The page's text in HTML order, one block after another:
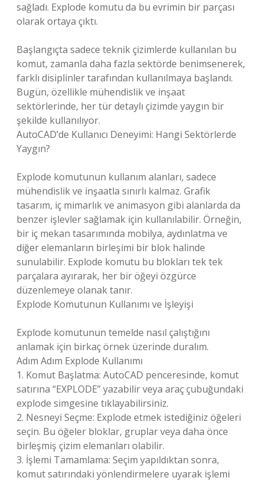
sağladı. Explode komutu da bu evrimin bir parçası
olarak ortaya çıktı.
Başlangıçta sadece teknik çizimlerde kullanılan bu
komut, zamanla daha fazla sektörde benimsenerek,
farklı disiplinler tarafından kullanılmaya başlandı.
Bugün, özellikle mühendislik ve inşaat
sektörlerinde, her tür detaylı çizimde yaygın bir
şekilde kullanılıyor.
AutoCAD’de Kullanıcı Deneyimi: Hangi Sektörlerde
Yaygın?
Explode komutunun kullanım alanları, sadece
mühendislik ve inşaatla sınırlı kalmaz. Grafik
tasarım, iç mimarlık ve animasyon gibi alanlarda da
benzer işlevler sağlamak için kullanılabilir. Örneğin,
bir iç mekan tasarımında mobilya, aydınlatma ve
diğer elemanların birleşimi bir blok halinde
sunulabilir. Explode komutu bu blokları tek tek
parçalara ayırarak, her bir öğeyi özgürce
düzenlemeye olanak tanır.
Explode Komutunun Kullanımı ve İşleyişi
Explode komutunun temelde nasıl çalıştığını
anlamak için birkaç örnek üzerinde duralım.
Adım Adım Explode Kullanımı
1. Komut Başlatma: AutoCAD penceresinde, komut
satırına “EXPLODE” yazabilir veya araç çubuğundaki
explode simgesine tıklayabilirsiniz.
2. Nesneyi Seçme: Explode etmek istediğiniz öğeleri
seçin. Bu öğeler bloklar, gruplar veya daha önce
birleşmiş çizim elemanları olabilir.
3. İşlemi Tamamlama: Seçim yapıldıktan sonra,
komut satırındaki yönlendirmelere uyarak işlemi